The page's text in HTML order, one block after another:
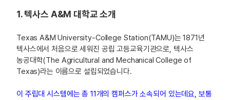
1. 텍사스 A&M 대학교 소개
Texas A&M University-College Station(TAMU)는 1871년
텍사스에서 처음으로 세워진 공립 고등교육기관으로, 텍사스
농공대학(The Agricultural and Mechanical College of
Texas)라는 이름으로 설립되었습니다.
이 주립대 시스템에는 총 11개의 캠퍼스가 소속되어 있는데요, 보통